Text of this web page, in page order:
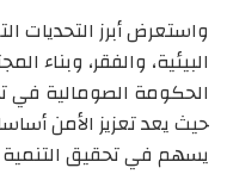
واستعرض أبرز التحديات
البيئية، والفقر، وبناء
الحكومة الصومالية في
حيث يعد تعزيز الأمن
يسهم في تحقيق التنمية